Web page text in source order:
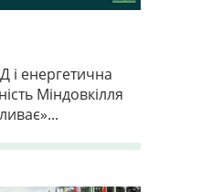
і енергетична
Міндовкілля